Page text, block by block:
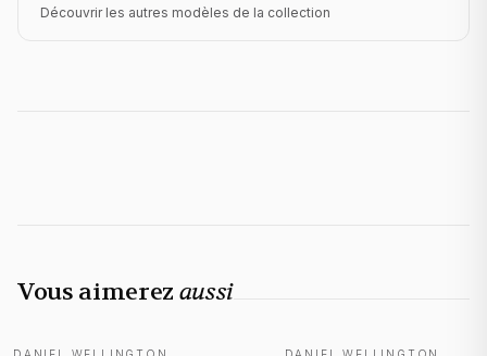
Découvrir les autres modèles de la collection
Vous aimerez aussi